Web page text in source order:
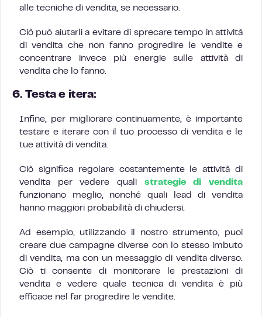
alle tecniche di vendita, se necessario.
Ciò può aiutarli a evitare di sprecare tempo in attività
di vendita che non fanno progredire le vendite e
concentrare invece più energie sulle attività di
vendita che lo fanno.
6. Testa e itera:
Infine, per migliorare continuamente, è importante
testare e iterare con il tuo processo di vendita e le
tue attività di vendita.
Ciò significa regolare costantemente le attività di
vendita per vedere quali strategie di vendita
funzionano meglio, nonché quali lead di vendita
hanno maggiori probabilità di chiudersi.
Ad esempio, utilizzando il nostro strumento, puoi
creare due campagne diverse con lo stesso imbuto
di vendita, ma con un messaggio di vendita diverso.
Ciò ti consente di monitorare le prestazioni di
vendita e vedere quale tecnica di vendita è più
efficace nel far progredire le vendite.